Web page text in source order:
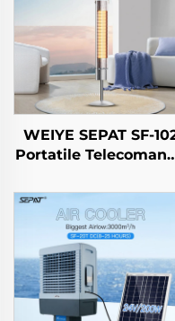
WEIYE SEPAT SF-
Portatile
Sicurezza
per Interni ed Esterni
con Supporto IP65